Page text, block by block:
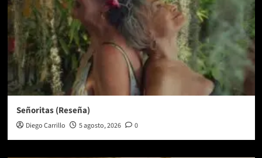
Señoritas (Reseña)
Diego Carrillo 5 agosto, 2026 0